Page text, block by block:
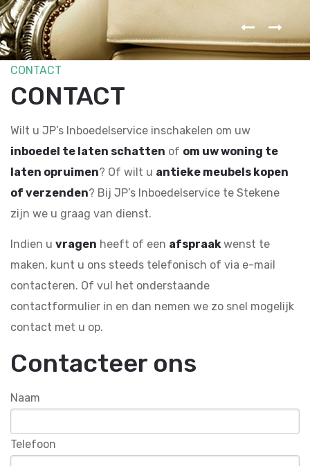
CONTACT
CONTACT
Wilt u JP’s Inboedelservice inschakelen om uw
inboedel te laten schatten of om uw woning te
laten opruimen? Of wilt u antieke meubels kopen
of verzenden? Bij JP’s Inboedelservice te Stekene
zijn we u graag van dienst.
Indien u vragen heeft of een afspraak wenst te
maken, kunt u ons steeds telefonisch of via e-mail
contacteren. Of vul het onderstaande
contactformulier in en dan nemen we zo snel mogelijk
contact met u op.
Contacteer ons
Naam
Telefoon